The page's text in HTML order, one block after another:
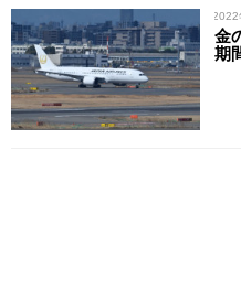
/
金
期